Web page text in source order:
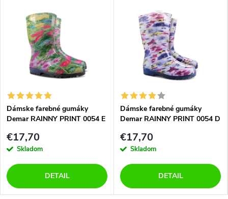
Dámske farebné gumáky
Demar RAINNY PRINT 0054 E
€17,70
Skladom
DETAIL
Dámske farebné gumáky
Demar RAINNY PRINT 0054 D
€17,70
Skladom
DETAIL